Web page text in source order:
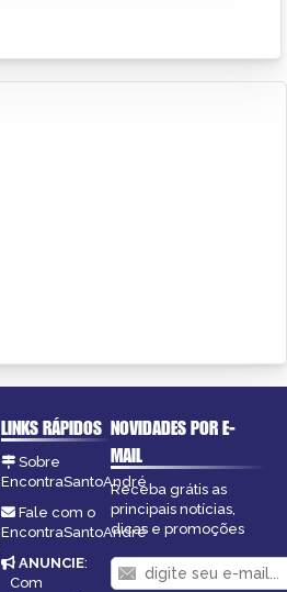
LINKS RÁPIDOS
Sobre
EncontraSantoAndré
Fale com o
EncontraSantoAndré
ANUNCIE:
Com
NOVIDADES POR E-
MAIL
Receba grátis as
principais notícias,
dicas e promoções